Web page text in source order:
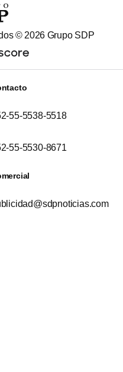
© 2026 Grupo SDP
55-5538-5518
55-5530-8671